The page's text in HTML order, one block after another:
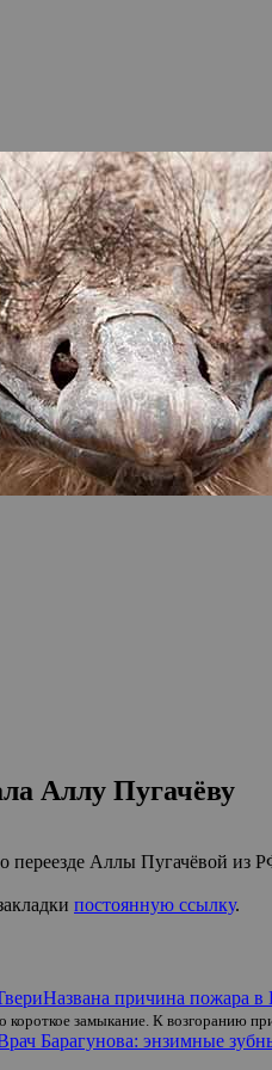
Аллу Пугачёву
переезде Аллы Пугачёвой
постоянную ссылку.
Названа причина пожара
короткое замыкание. К возгоранию
Барагунова: энзимные